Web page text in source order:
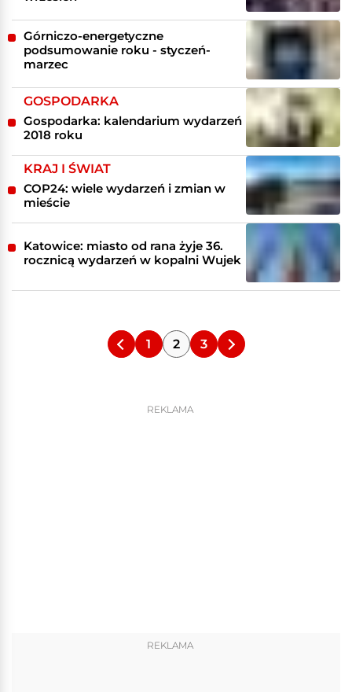
Górniczo-energetyczne
podsumowanie roku - styczeń-
marzec
GOSPODARKA
Gospodarka: kalendarium wydarzeń
2018 roku
KRAJ I ŚWIAT
COP24: wiele wydarzeń i zmian w
mieście
Katowice: miasto od rana żyje 36.
rocznicą wydarzeń w kopalni Wujek
1 2 3
REKLAMA
REKLAMA